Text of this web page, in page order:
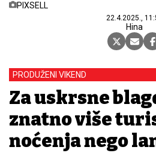
PIXSELL
22.4.2025.,
Hina
PRODUŽENI VIKEND
Za uskrsne
znatno više
noćenja nego